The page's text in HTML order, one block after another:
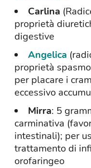
Carlina
proprietà
digestive
Angelica
proprietà
per placare i
eccessivo
Mirra: 5
carminativa
intestinali); per
trattamento di
orofaringeo